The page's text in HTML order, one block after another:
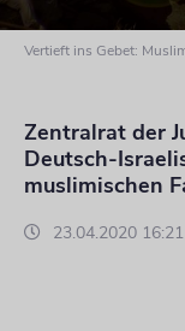
Vertieft ins Gebet:
Zentralrat der
Deutsch-
muslimischen
23.04.2020